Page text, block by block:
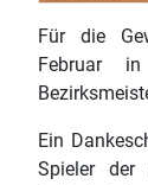
Für die
Februar
Ein
Spieler der